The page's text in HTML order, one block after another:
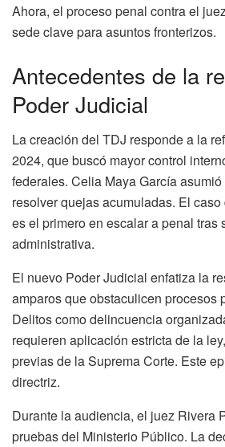
Ahora, el proceso penal contra el
sede clave para asuntos fronterizos.
Antecedentes de la
Poder Judicial
La creación del TDJ responde a la
2024, que buscó mayor control
federales. Celia Maya García
resolver quejas acumuladas. El
es el primero en escalar a penal tras
administrativa.
El nuevo Poder Judicial enfatiza la
amparos que obstaculicen procesos
Delitos como delincuencia
requieren aplicación estricta de la
previas de la Suprema Corte. Este
directriz.
Durante la audiencia, el juez Rivera
pruebas del Ministerio Público. La